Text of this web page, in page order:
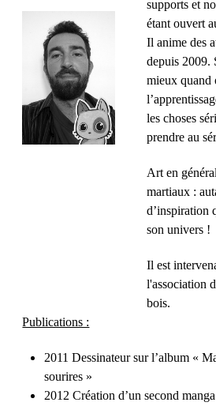
supports et
étant ouvert
Il anime des
depuis 2009.
mieux quand
les choses
prendre au
Art en
martiaux :
d’inspiration
son univers !
Il est
l'association
bois.
Publications :
2011 Dessinateur sur l’album «
sourires »
2012 Création d’un second